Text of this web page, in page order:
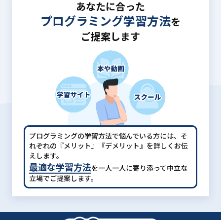
あなたに合った
プログラミング学習方法を
ご提案します
プログラミングの学習方法で悩んでいる方には、 そ
れぞれの『メリット』『デメリット』を詳しくお伝
えします。
最適な学習方法を一人一人に寄り添って中立な
立場でご提案します。